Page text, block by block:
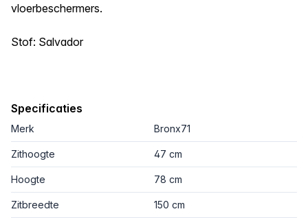
vloerbeschermers.
Stof: Salvador
Specificaties
Merk Bronx71
Zithoogte 47 cm
Hoogte 78 cm
Zitbreedte 150 cm